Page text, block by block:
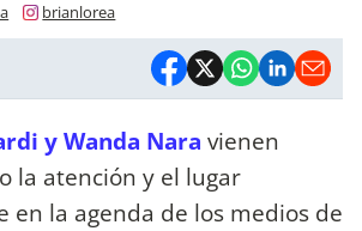
brianlorea
y Wanda Nara vienen
la atención y el lugar
en la agenda de los medios de